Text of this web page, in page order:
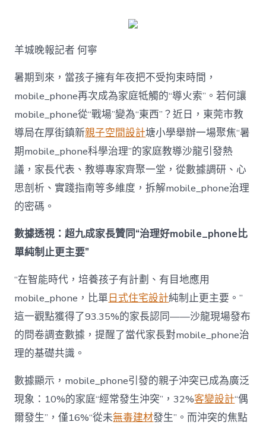
治
理
難
題？
讓
mobilJIUYI
俱
意
空
間
設
成
為
東
西”，
而
非
“家
庭
中
羊城晚報記者 何寧
暑期到來，當孩子擁有年夜把不受拘束時間，
mobile_phone再次成為家庭牴觸的“導火索”。若何讓
mobile_phone從“戰場”變為“東西”？近日，東莞市教
導局在厚街鎮新親子空間設計塘小學舉辦一場聚焦“暑
期mobile_phone科學治理”的家庭教導沙龍引發熱
議，家長代表、教導專家齊聚一堂，從數據調研、心
思剖析、實踐指南等多維度，拆解mobile_phone治理
的密碼。
數據透視：超九成家長贊同“治理好mobile_phone比
單純制止更主要”
“在智能時代，培養孩子有計劃、有目地應用
mobile_phone，比單日式住宅設計純制止更主要。”
這一觀點獲得了93.35%的家長認同——沙龍現場發布
的問卷調查數據，提醒了當代家長對mobile_phone治
理的基礎共識。
數據顯示，mobile_phone引發的親子沖突已成為廣泛
現象：10%的家庭“經常發生沖突”，32%客變設計“偶
爾發生”，僅16%“從未無毒建材發生”。而沖突的焦點